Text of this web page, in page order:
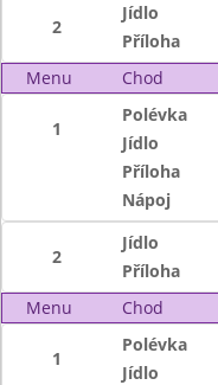
2
Jídlo
Příloha
Menu
Chod
1
Polévka
Jídlo
Příloha
Nápoj
2
Jídlo
Příloha
Menu
Chod
1
Polévka
Jídlo